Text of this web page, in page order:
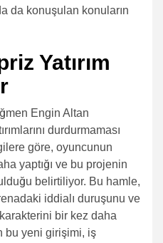
da konuşulan konuların
Yatırım
Engin Altan
durdurmaması
göre, oyuncunun
yaptığı ve bu projenin
belirtiliyor. Bu hamle,
iddialı duruşunu ve
bir kez daha
bu yeni girişimi, iş